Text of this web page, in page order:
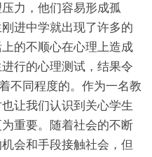
力，他们容易形成孤
进中学就出现了许多的
的不顺心在心理上造成
行的心理测试，结果令
不同程度的。作为一名教
让我们认识到关心学生
重要。随着社会的不断
会和手段接触社会，但